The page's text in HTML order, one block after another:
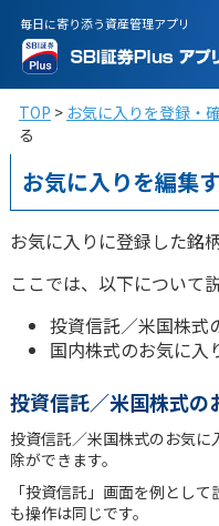
毎日に寄り添う資産管理アプリ
TOP お気に入りを登録・
る
お気に入りを編集
お気に入りに登録した銘
ここでは、以下について
投資信託／米国株式
国内株式のお気に入
投資信託／米国株式の
投資信託／米国株式のお気
除ができます。
「投資信託」画面を例とし
も操作は同じです。